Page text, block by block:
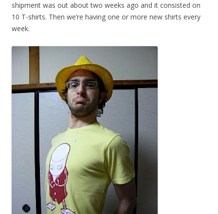
shipment was out about two weeks ago and it consisted on
10 T-shirts. Then we’re having one or more new shirts every
week.